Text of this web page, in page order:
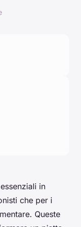
in
che per i
Queste